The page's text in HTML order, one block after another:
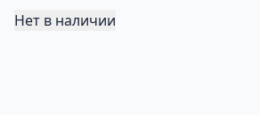
Нет в наличии